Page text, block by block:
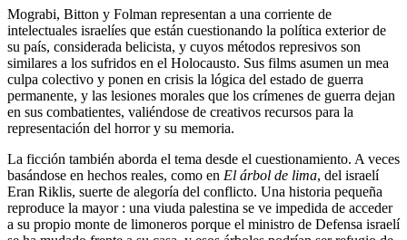
Mograbi, Bitton y Folman representan a una corriente de
intelectuales israelíes que están cuestionando la política exterior de
su país, considerada belicista, y cuyos métodos represivos son
similares a los sufridos en el Holocausto. Sus films asumen un mea
culpa colectivo y ponen en crisis la lógica del estado de guerra
permanente, y las lesiones morales que los crímenes de guerra dejan
en sus combatientes, valiéndose de creativos recursos para la
representación del horror y su memoria.
La ficción también aborda el tema desde el cuestionamiento. A veces
basándose en hechos reales, como en El árbol de lima, del israelí
Eran Riklis, suerte de alegoría del conflicto. Una historia pequeña
reproduce la mayor : una viuda palestina se ve impedida de acceder
a su propio monte de limoneros porque el ministro de Defensa israelí